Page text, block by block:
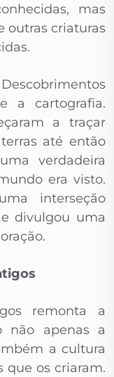
mas
outras criaturas
a cartografia.
a traçar
até então
verdadeira
era visto.
interseção
divulgou uma
remonta a
não apenas a
a cultura
que os criaram.